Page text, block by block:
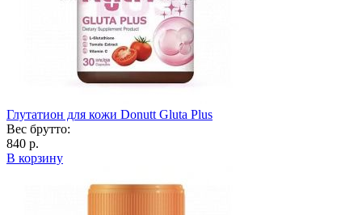
Глутатион для кожи Donutt Gluta Plus
Вес брутто:
840 р.
В корзину